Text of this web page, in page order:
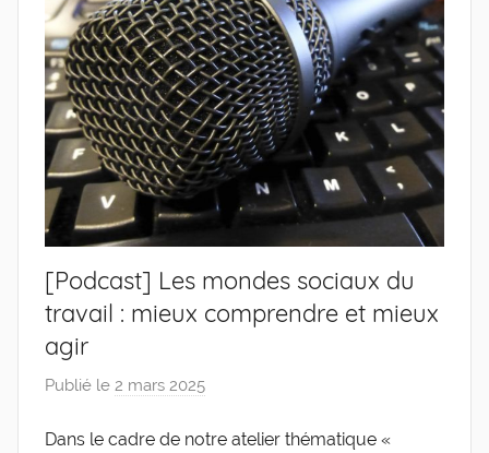
[Podcast] Les mondes sociaux du
travail : mieux comprendre et mieux
agir
Publié le 2 mars 2025
r
Dans le cadre de notre atelier thématique «